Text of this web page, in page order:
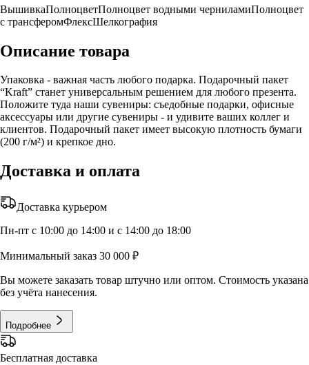
ВышивкаПолноцветПолноцвет водными черниламиПолноцвет
с трансферомФлексШелкография
Описание товара
Упаковка - важная часть любого подарка. Подарочный пакет
“Kraft” станет универсальным решением для любого презента.
Положите туда наши сувениры: съедобные подарки, офисные
аксессуары или другие сувениры - и удивите ваших коллег и
клиентов. Подарочный пакет имеет высокую плотность бумаги
(200 г/м²) и крепкое дно.
Доставка и оплата
Доставка курьером
Пн-пт с 10:00 до 14:00 и с 14:00 до 18:00
Минимальный заказ 30 000 ₽
Вы можете заказать товар штучно или оптом. Стоимость указана
без учёта нанесения.
Подробнее
Бесплатная доставка